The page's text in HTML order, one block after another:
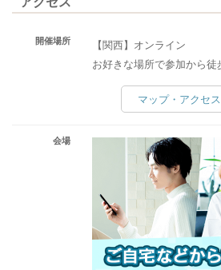
開催場所
【関西】オンライン
お好きな場所で参加から徒
マップ・アクセ
会場